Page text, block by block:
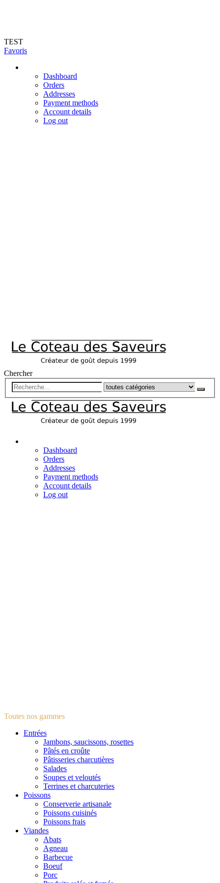
TEST
Favoris
Dashboard
Orders
Addresses
Payment methods
Account details
Log out
Chercher
Dashboard
Orders
Addresses
Payment methods
Account details
Log out
Toutes nos gammes
Entrées
Jambons, saucissons, rosettes
Pâtés en croûte
Pâtisseries charcutières
Salades
Soupes et veloutés
Terrines et charcuteries
Poissons
Conserverie artisanale
Poissons cuisinés
Poissons frais
Viandes
Abats
Agneau
Barbecue
Boeuf
Porc